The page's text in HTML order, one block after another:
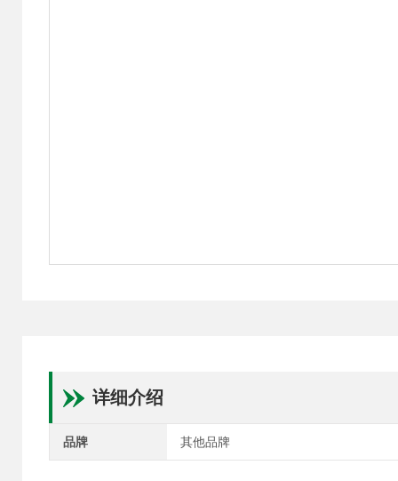
详细介绍
品牌 其他品牌